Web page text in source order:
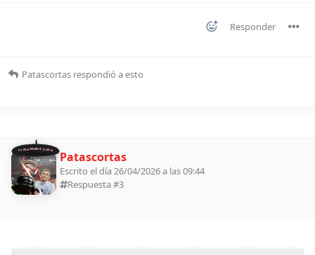
Responder
Patascortas respondió a esto
11 ALDEANOS 2026 Patascortas
Escrito el día 26/04/2026 a las 09:44
Respuesta #3